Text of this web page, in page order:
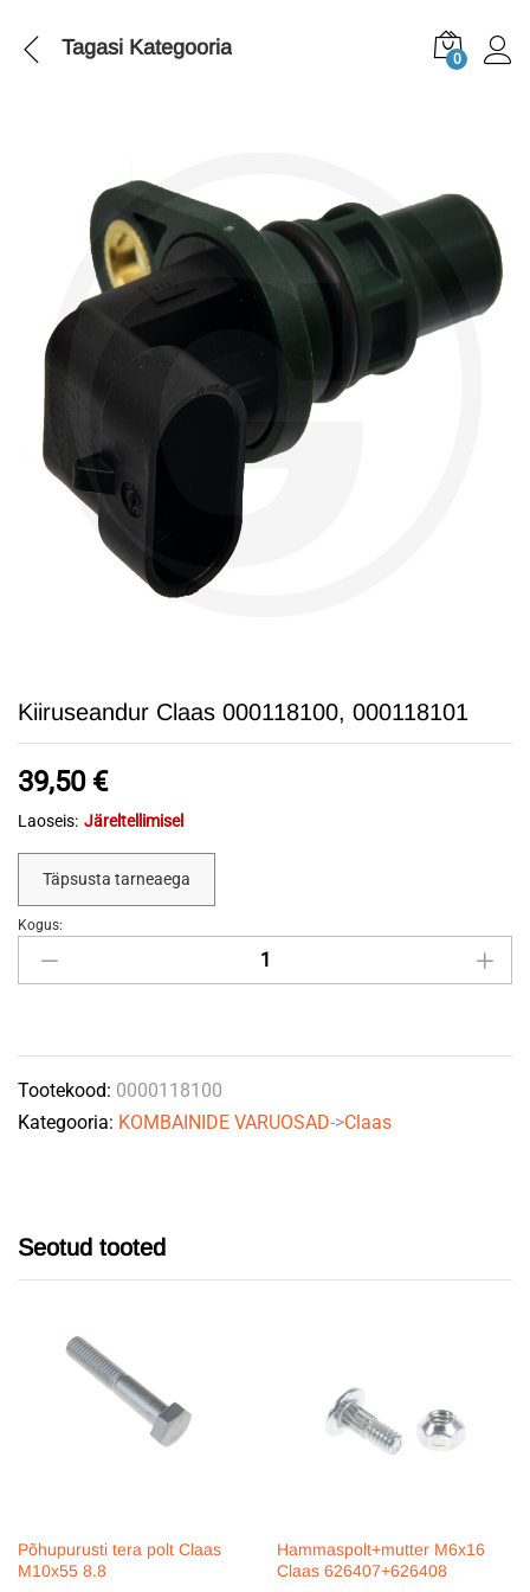
Tagasi Kategooria 0
Kiiruseandur Claas 000118100, 000118101
39,50 €
Laoseis: Järeltellimisel
Täpsusta tarneaega
Kiiruseandur
Claas
quantity
Kogus:
Tootekood: 0000118100
Kategooria: KOMBAINIDE VARUOSAD->Claas
Seotud tooted
Põhupurusti tera polt Claas
M10x55 8.8
Hammaspolt+mutter M6x16
Claas 626407+626408